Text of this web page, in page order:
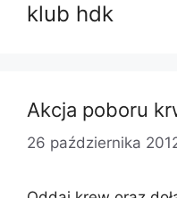
klub hdk
Akcja poboru
26 października